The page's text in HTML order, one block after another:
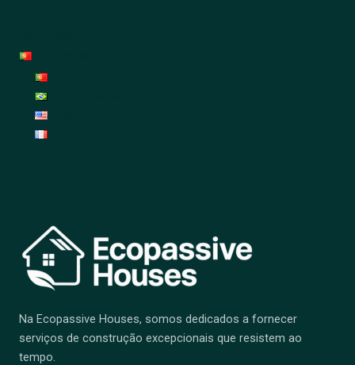
Na Ecopassive Houses, somos dedicados a fornecer
serviços de construção excepcionais que resistem ao
tempo.